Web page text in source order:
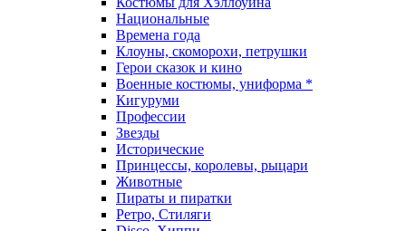
Национальные
Времена года
Клоуны, скоморохи, петрушки
Герои сказок и кино
Военные костюмы, униформа *
Кигуруми
Профессии
Звезды
Исторические
Принцессы, королевы, рыцари
Животные
Пираты и пиратки
Ретро, Стиляги